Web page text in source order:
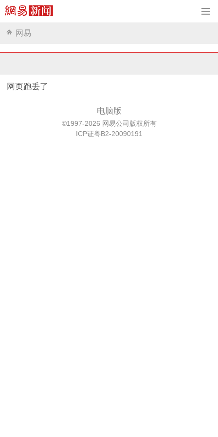
网易
网页跑丢了
电脑版
©1997-2026 网易公司版权所有
ICP证粤B2-20090191